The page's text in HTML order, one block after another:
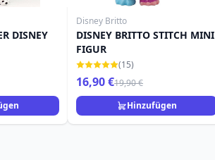
DISNEY
Disney Britto
DISNEY BRITTO STITCH MINI
FIGUR
(15)
16,90 €19,90 €
Hinzufügen